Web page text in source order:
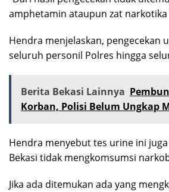
amphetamin ataupun zat narkotika
Hendra menjelaskan, pengecekan
seluruh personil Polres hingga
Berita Bekasi Lainnya
Korban, Polisi Belum Ungkap
Hendra menyebut tes urine ini
Bekasi tidak mengkomsumsi
Jika ada ditemukan ada yang